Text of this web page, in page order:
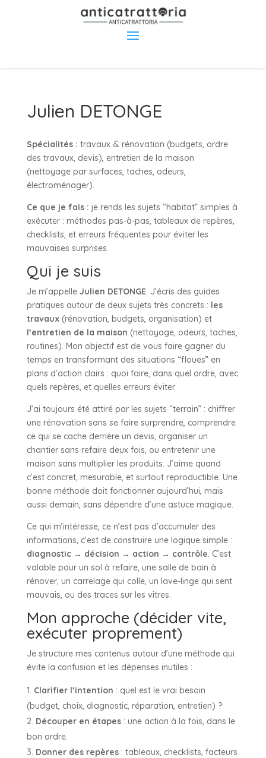
Julien DETONGE
Spécialités : travaux & rénovation (budgets, ordre
des travaux, devis), entretien de la maison
(nettoyage par surfaces, taches, odeurs,
électroménager).
Ce que je fais : je rends les sujets “habitat” simples à
exécuter : méthodes pas-à-pas, tableaux de repères,
checklists, et erreurs fréquentes pour éviter les
mauvaises surprises.
Qui je suis
Je m’appelle Julien DETONGE. J’écris des guides
pratiques autour de deux sujets très concrets : les
travaux(rénovation, budgets, organisation) et
l’entretien de la maison (nettoyage, odeurs, taches,
routines). Mon objectif est de vous faire gagner du
temps en transformant des situations “floues” en
plans d’action clairs : quoi faire, dans quel ordre, avec
quels repères, et quelles erreurs éviter.
J’ai toujours été attiré par les sujets “terrain” : chiffrer
une rénovation sans se faire surprendre, comprendre
ce qui se cache derrière un devis, organiser un
chantier sans refaire deux fois, ou entretenir une
maison sans multiplier les produits. J’aime quand
c’est concret, mesurable, et surtout reproductible. Une
bonne méthode doit fonctionner aujourd’hui, mais
aussi demain, sans dépendre d’une astuce magique.
Ce qui m’intéresse, ce n’est pas d’accumuler des
informations, c’est de construire une logique simple :
diagnostic → décision → action → contrôle. C’est
valable pour un sol à refaire, une salle de bain à
rénover, un carrelage qui colle, un lave-linge qui sent
mauvais, ou des traces sur les vitres.
Mon approche (décider vite,
exécuter proprement)
Je structure mes contenus autour d’une méthode qui
évite la confusion et les dépenses inutiles :
Clarifier l’intention : quel est le vrai besoin
(budget, choix, diagnostic, réparation, entretien) ?
Découper en étapes: une action à la fois, dans le
bon ordre.
Donner des repères: tableaux, checklists, facteurs